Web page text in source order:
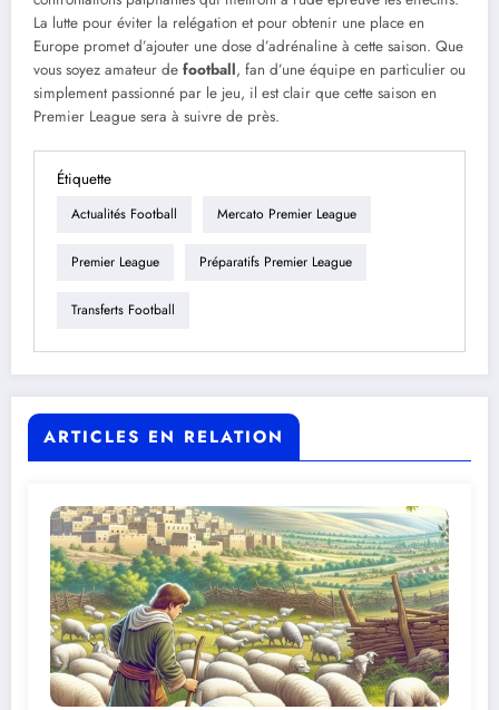
La lutte pour éviter la relégation et pour obtenir une place en
Europe promet d’ajouter une dose d’adrénaline à cette saison. Que
vous soyez amateur de football, fan d’une équipe en particulier ou
simplement passionné par le jeu, il est clair que cette saison en
Premier League sera à suivre de près.
Étiquette
Actualités Football Mercato Premier League
Premier League Préparatifs Premier League
Transferts Football
ARTICLES EN RELATION